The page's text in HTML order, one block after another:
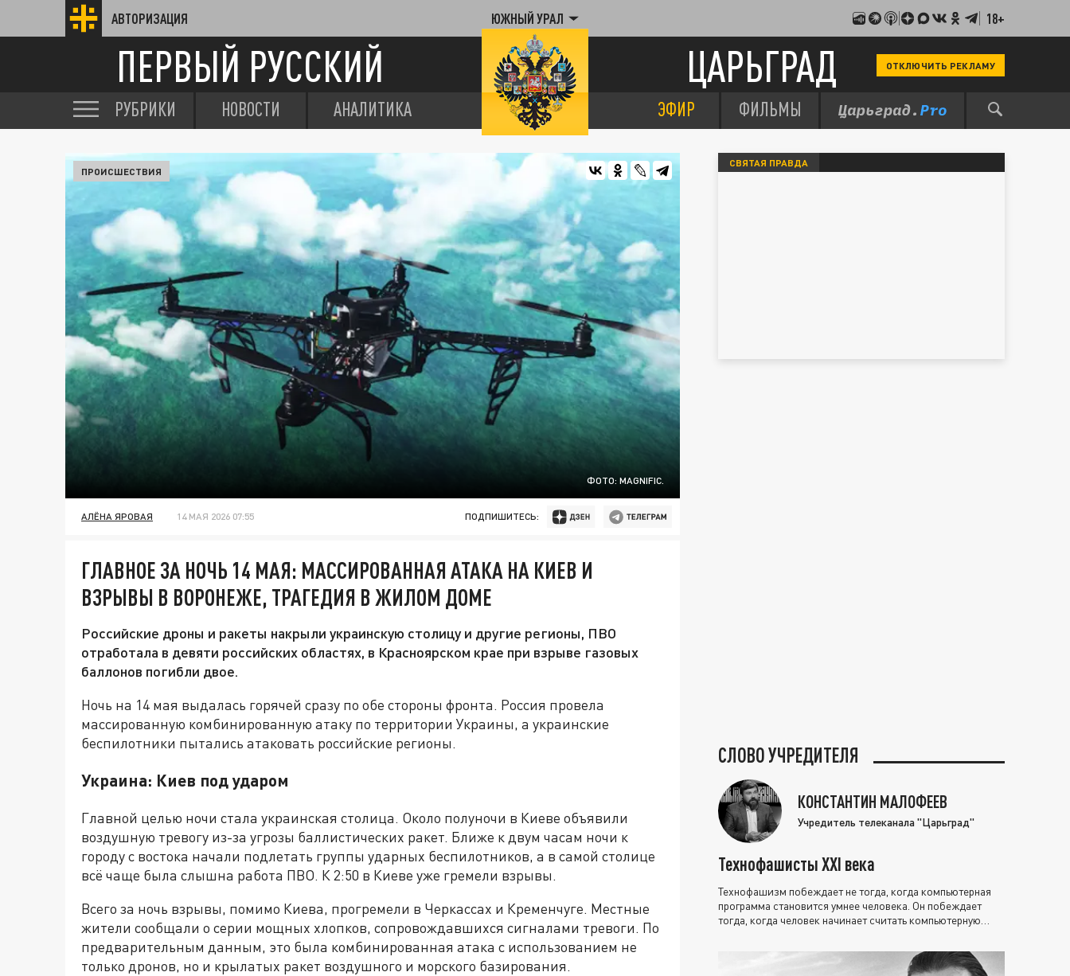
АВТОРИЗАЦИЯ ЮЖНЫЙ УРАЛ 18+
ПЕРВЫЙ РУССКИЙ ЦАРЬГРАД ОТКЛЮЧИТЬ РЕКЛАМУ
РУБРИКИ НОВОСТИ АНАЛИТИКА ЭФИР ФИЛЬМЫ
ФОТО: MAGNIFIC.
ПРОИСШЕСТВИЯ
АЛЁНА ЯРОВАЯ 14 МАЯ 2026 07:55 ПОДПИШИТЕСЬ:
ГЛАВНОЕ ЗА НОЧЬ 14 МАЯ: МАССИРОВАННАЯ АТАКА НА КИЕВ И
ВЗРЫВЫ В ВОРОНЕЖЕ, ТРАГЕДИЯ В ЖИЛОМ ДОМЕ
Российские дроны и ракеты накрыли украинскую столицу и другие регионы, ПВО
отработала в девяти российских областях, в Красноярском крае при взрыве газовых
баллонов погибли двое.
Ночь на 14 мая выдалась горячей сразу по обе стороны фронта. Россия провела
массированную комбинированную атаку по территории Украины, а украинские
беспилотники пытались атаковать российские регионы.
Украина: Киев под ударом
Главной целью ночи стала украинская столица. Около полуночи в Киеве объявили
воздушную тревогу из-за угрозы баллистических ракет. Ближе к двум часам ночи к
городу с востока начали подлетать группы ударных беспилотников, а в самой столице
всё чаще была слышна работа ПВО. К 2:50 в Киеве уже гремели взрывы.
Всего за ночь взрывы, помимо Киева, прогремели в Черкассах и Кременчуге. Местные
жители сообщали о серии мощных хлопков, сопровождавшихся сигналами тревоги. По
предварительным данным, это была комбинированная атака с использованием не
только дронов, но и крылатых ракет воздушного и морского базирования.
СВЯТАЯ ПРАВДА
СЛОВО УЧРЕДИТЕЛЯ
КОНСТАНТИН МАЛОФЕЕВ
Учредитель телеканала "Царьград"
Технофашисты XXI века
Технофашизм побеждает не тогда, когда компьютерная
программа становится умнее человека. Он побеждает
тогда, когда человек начинает считать компьютерную